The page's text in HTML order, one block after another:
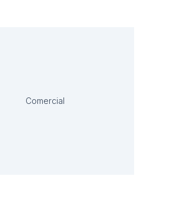
Comercial